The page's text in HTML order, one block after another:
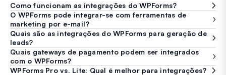
Como funcionam as integrações do WPForms?
O WPForms pode integrar-se com ferramentas de
marketing por e-mail?
Quais são as integrações do WPForms para geração de
leads?
Quais gateways de pagamento podem ser integrados
com o WPForms?
WPForms Pro vs. Lite: Qual é melhor para integrações?